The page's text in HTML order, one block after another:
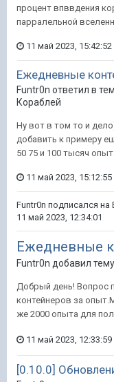
процент впввдения
парралельной
11 май 2023, 15:42:52
Ежедневные
Funtr0n ответил в
Кораблей
Ну вот в том то и
добавить к примеру
50 75 и 100 тысяч
11 май 2023, 15:12:55
Funtr0n подписался на
11 май 2023, 12:34:01
Ежедневные
Funtr0n добавил
Добрый день! Вопрос
контейнеров за
же 2000 опыта для
11 май 2023, 12:33:59
[0.10.0]